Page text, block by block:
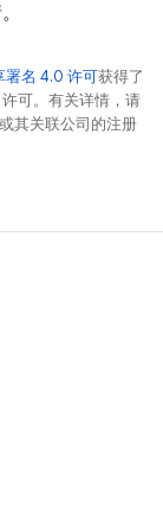
署名 4.0 许可获得了
可。有关详情，请
其关联公司的注册